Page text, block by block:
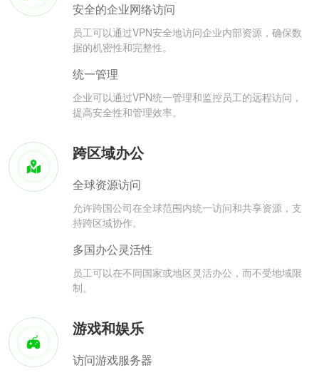
安全的企业网络访问
员工可以通过VPN安全地访问企业内部资源，确保数
据的机密性和完整性。
统一管理
企业可以通过VPN统一管理和监控员工的远程访问，
提高安全性和管理效率。
跨区域办公
全球资源访问
允许跨国公司在全球范围内统一访问和共享资源，支
持跨区域协作。
多国办公灵活性
员工可以在不同国家或地区灵活办公，而不受地域限
制。
游戏和娱乐
访问游戏服务器